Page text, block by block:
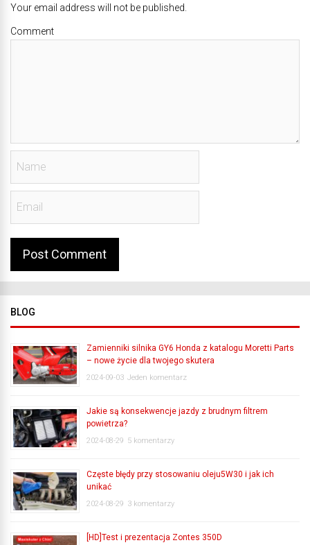
Your email address will not be published.
Comment
BLOG
Zamienniki silnika GY6 Honda z katalogu Moretti Parts
– nowe życie dla twojego skutera
2024-09-03 Jeden komentarz
Jakie są konsekwencje jazdy z brudnym filtrem
powietrza?
2024-08-29 5 komentarzy
Częste błędy przy stosowaniu oleju5W30 i jak ich
unikać
2024-08-29 3 komentarzy
[HD]Test i prezentacja Zontes 350D